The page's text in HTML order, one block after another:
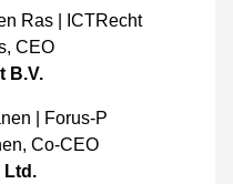
, CEO
B.V.
, Co-CEO
Ltd.